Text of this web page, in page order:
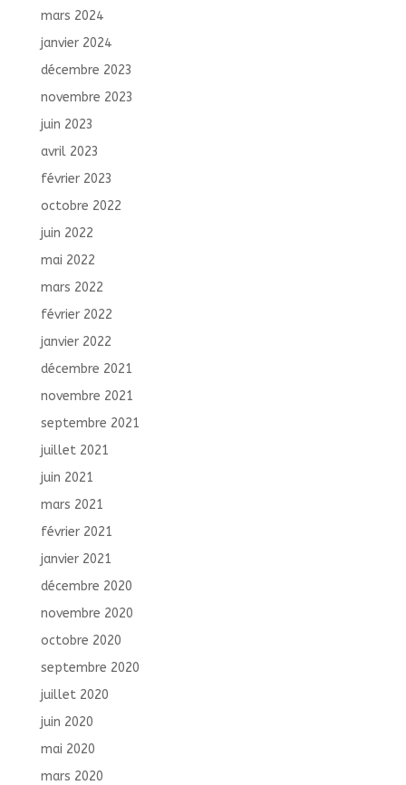
mars 2024
janvier 2024
décembre 2023
novembre 2023
juin 2023
avril 2023
février 2023
octobre 2022
juin 2022
mai 2022
mars 2022
février 2022
janvier 2022
décembre 2021
novembre 2021
septembre 2021
juillet 2021
juin 2021
mars 2021
février 2021
janvier 2021
décembre 2020
novembre 2020
octobre 2020
septembre 2020
juillet 2020
juin 2020
mai 2020
mars 2020